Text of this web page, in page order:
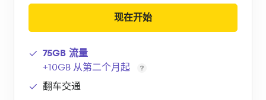
现在开始
75GB 流量
+10GB 从第二个月起
翻车交通